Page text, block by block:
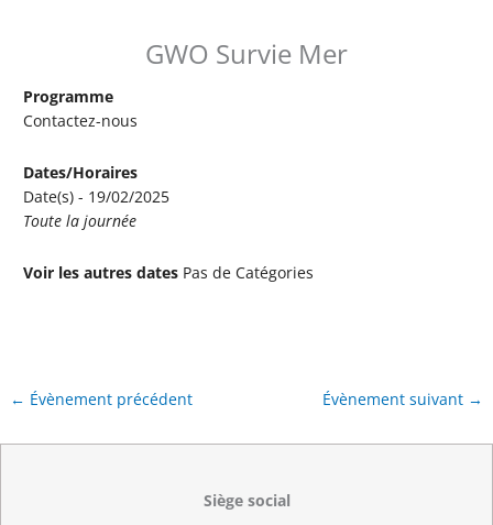
GWO Survie Mer
Programme
Contactez-nous
Dates/Horaires
Date(s) - 19/02/2025
Toute la journée
Voir les autres dates Pas de Catégories
← Évènement précédent Évènement suivant →
Siège social